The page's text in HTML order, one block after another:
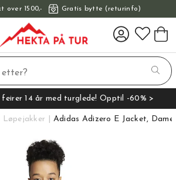
over 1500,- Gratis bytte (returinfo)
14 år med turglede! Opptil -60% >
Løpejakker Adidas Adizero E Jacket, Dame